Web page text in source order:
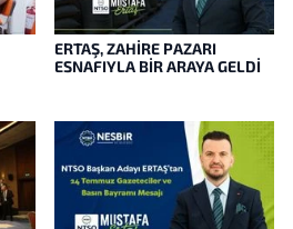
ERTAŞ, ZAHİRE PAZARI
ESNAFIYLA BİR ARAYA GELDİ